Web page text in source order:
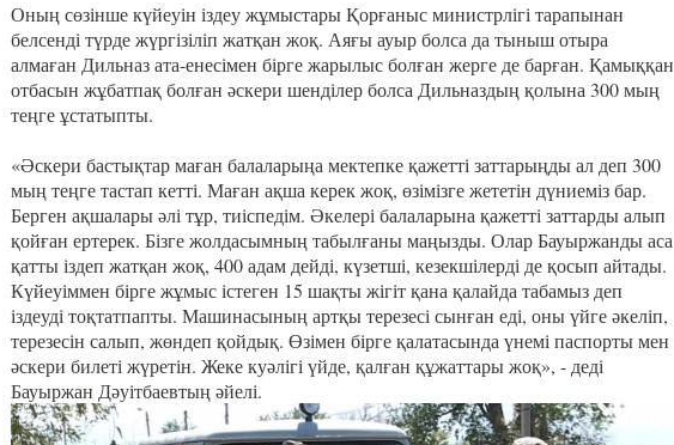
Оның сөзінше күйеуін іздеу жұмыстары Қорғаныс министрлігі тарапынан
белсенді түрде жүргізіліп жатқан жоқ. Аяғы ауыр болса да тыныш отыра
алмаған Дильназ ата-енесімен бірге жарылыс болған жерге де барған. Қамыққан
отбасын жұбатпақ болған әскери шенділер болса Дильназдың қолына 300 мың
теңге ұстатыпты.
«Әскери бастықтар маған балаларыңа мектепке қажетті заттарыңды ал деп 300
мың теңге тастап кетті. Маған ақша керек жоқ, өзімізге жететін дүниеміз бар.
Берген ақшалары әлі тұр, тиіспедім. Әкелері балаларына қажетті заттарды алып
қойған ертерек. Бізге жолдасымның табылғаны маңызды. Олар Бауыржанды аса
қатты іздеп жатқан жоқ, 400 адам дейді, күзетші, кезекшілерді де қосып айтады.
Күйеуіммен бірге жұмыс істеген 15 шақты жігіт қана қалайда табамыз деп
іздеуді тоқтатпапты. Машинасының артқы терезесі сынған еді, оны үйге әкеліп,
терезесін салып, жөндеп қойдық. Өзімен бірге қалатасында үнемі паспорты мен
әскери билеті жүретін. Жеке куәлігі үйде, қалған құжаттары жоқ», - деді
Бауыржан Дәуітбаевтың әйелі.